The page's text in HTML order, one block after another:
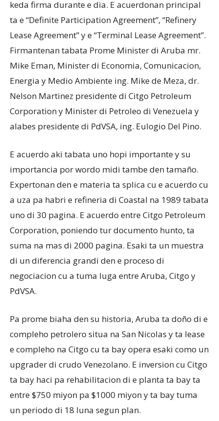
keda firma durante e dia. E acuerdonan principal
ta e “Definite Participation Agreement”, “Refinery
Lease Agreement” y e “Terminal Lease Agreement”.
Firmantenan tabata Prome Minister di Aruba mr.
Mike Eman, Minister di Economia, Comunicacion,
Energia y Medio Ambiente ing. Mike de Meza, dr.
Nelson Martinez presidente di Citgo Petroleum
Corporation y Minister di Petroleo di Venezuela y
alabes presidente di PdVSA, ing. Eulogio Del Pino.
E acuerdo aki tabata uno hopi importante y su
importancia por wordo midi tambe den tamaño.
Expertonan den e materia ta splica cu e acuerdo cu
a uza pa habri e refineria di Coastal na 1989 tabata
uno di 30 pagina. E acuerdo entre Citgo Petroleum
Corporation, poniendo tur documento hunto, ta
suma na mas di 2000 pagina. Esaki ta un muestra
di un diferencia grandi den e proceso di
negociacion cu a tuma luga entre Aruba, Citgo y
PdVSA.
Pa prome biaha den su historia, Aruba ta doño di e
compleho petrolero situa na San Nicolas y ta lease
e compleho na Citgo cu ta bay opera esaki como un
upgrader di crudo Venezolano. E inversion cu Citgo
ta bay haci pa rehabilitacion di e planta ta bay ta
entre $750 miyon pa $1000 miyon y ta bay tuma
un periodo di 18 luna segun plan.